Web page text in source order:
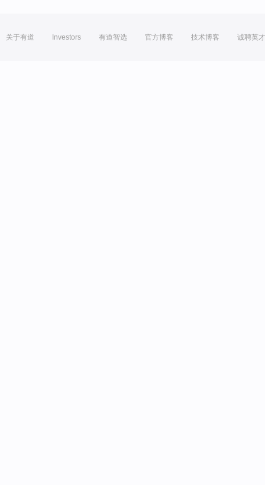
关于有道 Investors 有道智选 官方博客 技术博客 诚聘英才